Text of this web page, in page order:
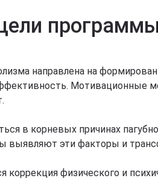
направлена на
Мотивационные
в корневых причинах
выявляют эти факторы и
коррекция физического и